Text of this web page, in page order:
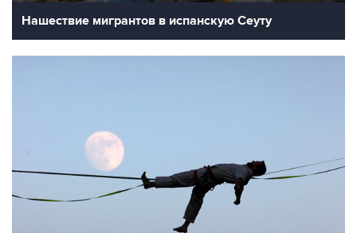
Нашествие мигрантов в испанскую Сеуту